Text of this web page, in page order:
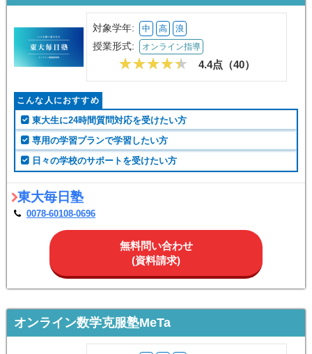
対象学年: 中 高 浪
授業形式: オンライン指導
4.4点（40）
こんな人におすすめ
東大生に24時間質問対応を受けたい方
専用の学習プランで学習したい方
日々の学校のサポートを受けたい方
東大毎日塾
0078-60108-0696
無料問い合わせ
(資料請求)
オンライン数学克服塾MeTa